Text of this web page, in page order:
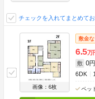
チェックを入れてまとめて
画像：6枚
敷金な
6.5万
敷 0円
6DK
ペッ